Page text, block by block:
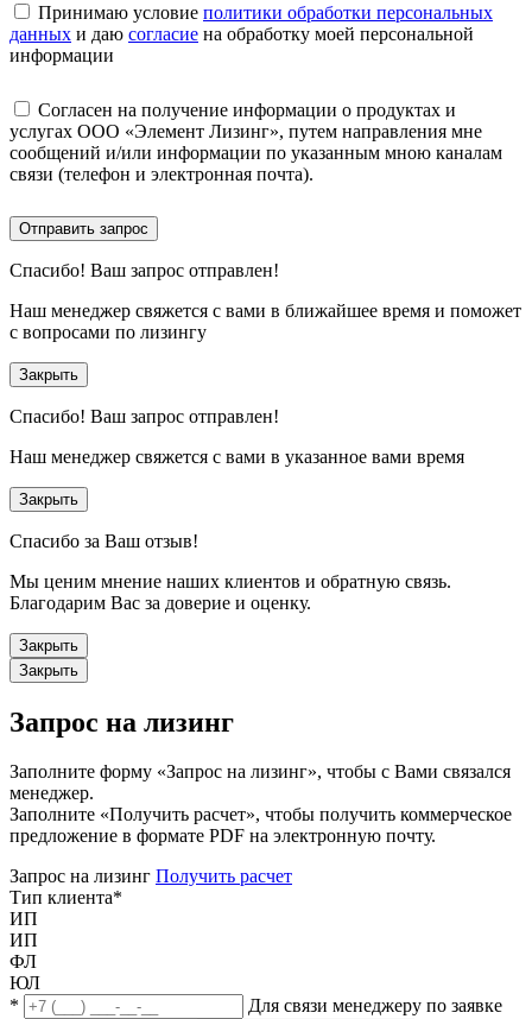
Принимаю условие политики обработки персональных
данных и даю согласие на обработку моей персональной
информации
Согласен на получение информации о продуктах и
услугах ООО «Элемент Лизинг», путем направления мне
сообщений и/или информации по указанным мною каналам
связи (телефон и электронная почта).
Отправить запрос
Спасибо! Ваш запрос отправлен!
Наш менеджер свяжется с вами в ближайшее время и поможет
с вопросами по лизингу
Закрыть
Спасибо! Ваш запрос отправлен!
Наш менеджер свяжется с вами в указанное вами время
Закрыть
Спасибо за Ваш отзыв!
Мы ценим мнение наших клиентов и обратную связь.
Благодарим Вас за доверие и оценку.
Закрыть
Закрыть
Запрос на лизинг
Заполните форму «Запрос на лизинг», чтобы с Вами связался
менеджер.
Заполните «Получить расчет», чтобы получить коммерческое
предложение в формате PDF на электронную почту.
Запрос на лизинг Получить расчет
Тип клиента*
ИП
ИП
ФЛ
ЮЛ
*
Для связи менеджеру по заявке